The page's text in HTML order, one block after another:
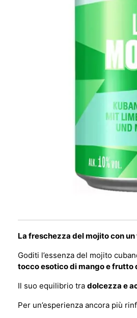
La freschezza del mojito con
Goditi l’essenza del mojito
tocco esotico di mango e frutto
Il suo equilibrio tra dolcezza e
Per un’esperienza ancora più